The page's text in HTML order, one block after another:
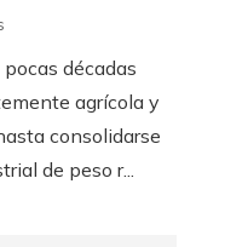
décadas
agrícola y
consolidarse
de peso r...